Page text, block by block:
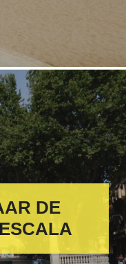
DE